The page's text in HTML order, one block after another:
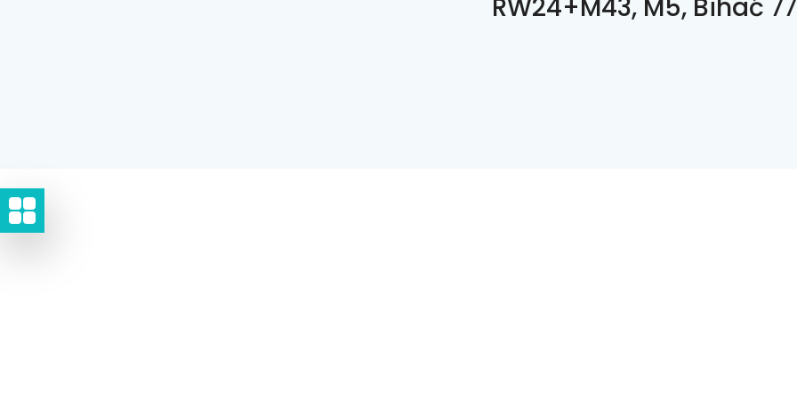
RW24+M43, M5, Bihać